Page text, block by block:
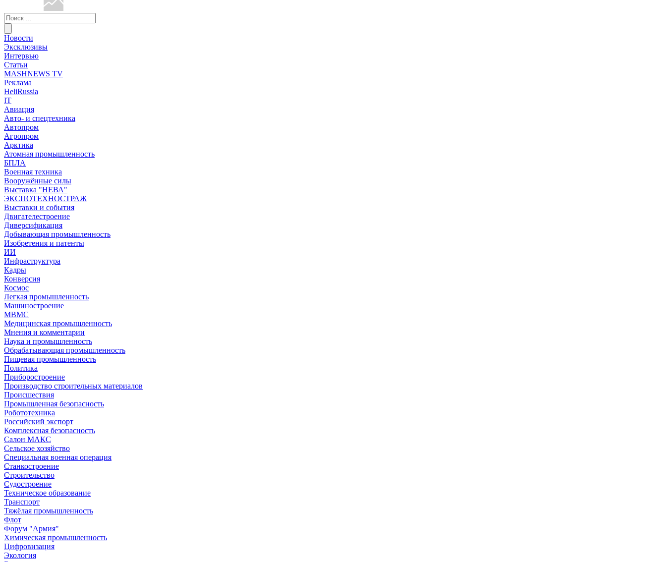
Новости
Эксклюзивы
Интервью
Статьи
MASHNEWS TV
Реклама
HeliRussia
IT
Авиация
Авто- и спецтехника
Автопром
Агропром
Арктика
Атомная промышленность
БПЛА
Военная техника
Вооружённые силы
Выставка "НЕВА"
ЭКСПОТЕХНОСТРАЖ
Выставки и события
Двигателестроение
Диверсификация
Добывающая промышленность
Изобретения и патенты
ИИ
Инфраструктура
Кадры
Конверсия
Космос
Легкая промышленность
Машиностроение
МВМС
Медицинская промышленность
Мнения и комментарии
Наука и промышленность
Обрабатывающая промышленность
Пищевая промышленность
Политика
Приборостроение
Производство строительных материалов
Происшествия
Промышленная безопасность
Робототехника
Российский экспорт
Комплексная безопасность
Салон МАКС
Сельское хозяйство
Специальная военная операция
Станкостроение
Строительство
Судостроение
Техническое образование
Транспорт
Тяжёлая промышленность
Флот
Форум "Армия"
Химическая промышленность
Цифровизация
Экология